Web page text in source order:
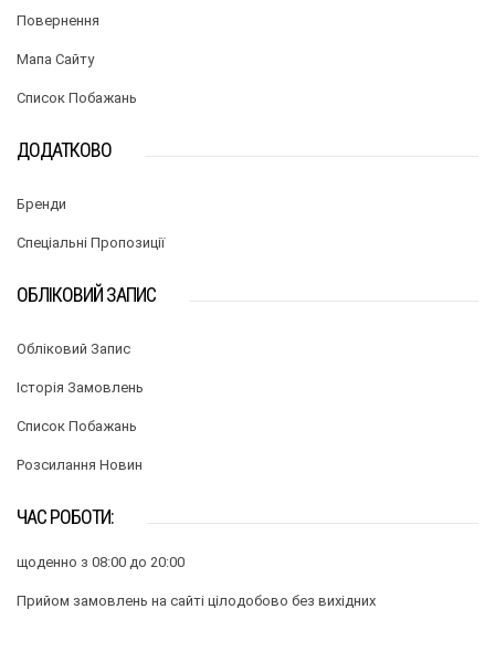
Повернення
Мапа Сайту
Список Побажань
ДОДАТКОВО
Бренди
Спеціальні Пропозиції
ОБЛІКОВИЙ ЗАПИС
Обліковий Запис
Історія Замовлень
Список Побажань
Розсилання Новин
ЧАС РОБОТИ:
щоденно з 08:00 до 20:00
Прийом замовлень на сайті цілодобово без вихідних